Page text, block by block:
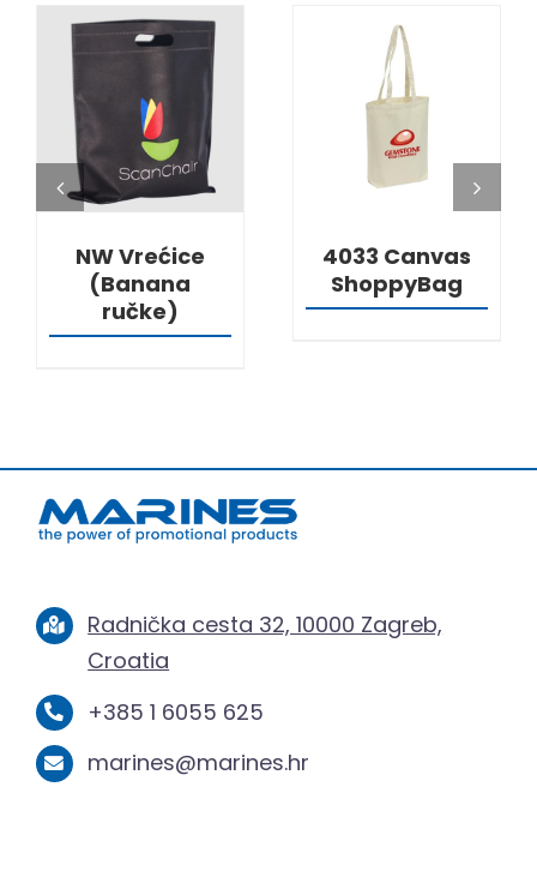
DETALJI
NW Vrećice
(Banana
ručke)
DETALJI
4033 Canvas
ShoppyBag
Radnička cesta 32, 10000 Zagreb,
Croatia
+385 1 6055 625
marines@marines.hr